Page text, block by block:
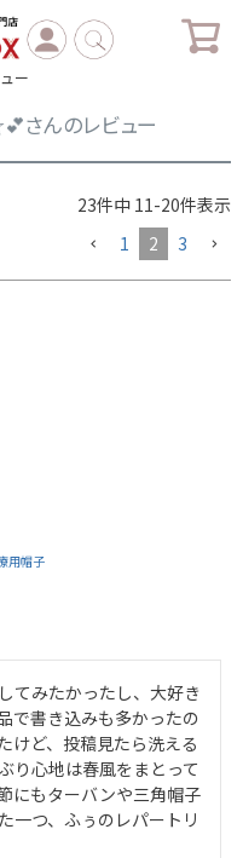
ー
さんのレビュー
23件中 11-20件表示
1
2 3
用帽子
てみたかったし、大好き
で書き込みも多かったの
けど、投稿見たら洗える
り心地は春風をまとって
にもターバンや三角帽子
一つ、ふぅのレパートリ